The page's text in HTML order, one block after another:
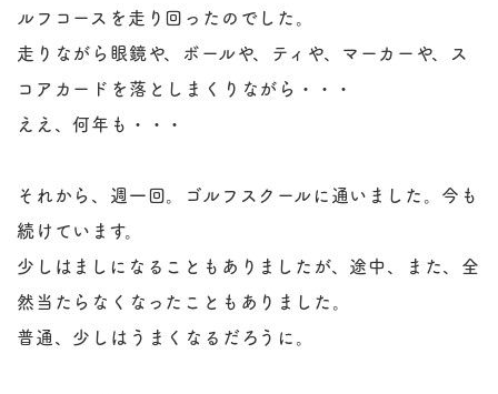
ルフコースを走り回ったのでした。
走りながら眼鏡や、ボールや、ティや、マーカーや、ス
コアカードを落としまくりながら・・・
ええ、何年も・・・
それから、週一回。ゴルフスクールに通いました。今も
続けています。
少しはましになることもありましたが、途中、また、全
然当たらなくなったこともありました。
普通、少しはうまくなるだろうに。